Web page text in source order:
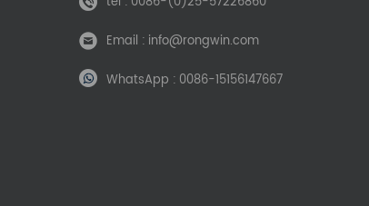
Email : info@rongwin.com
WhatsApp : 0086-15156147667